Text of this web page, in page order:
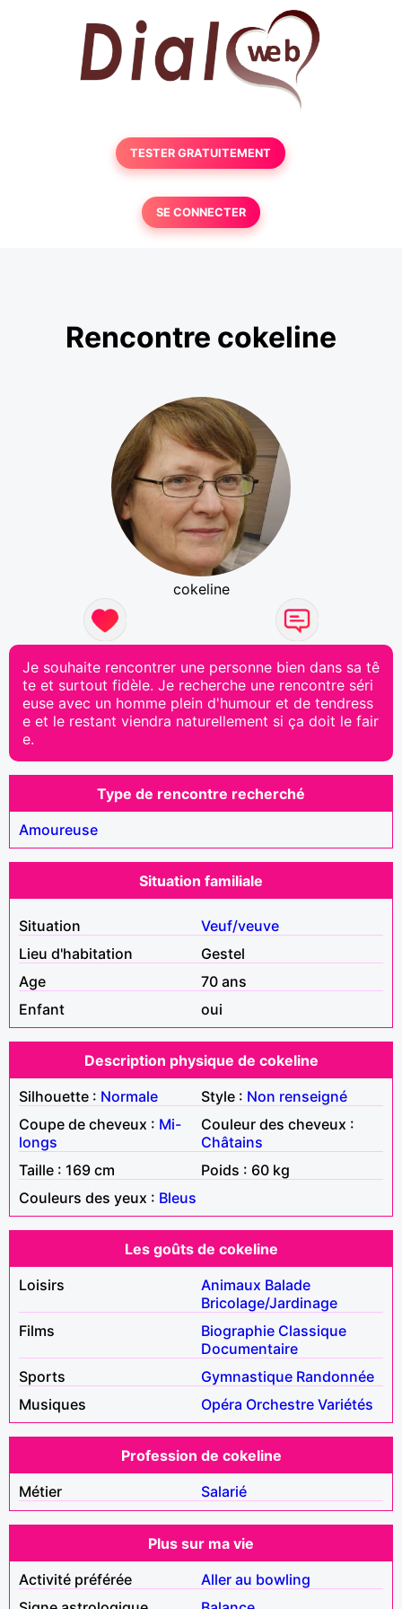
TESTER GRATUITEMENT
SE CONNECTER
Rencontre cokeline
cokeline
Je souhaite rencontrer une personne bien dans sa tê
te et surtout fidèle. Je recherche une rencontre séri
euse avec un homme plein d'humour et de tendress
e et le restant viendra naturellement si ça doit le fair
e.
Type de rencontre recherché
Amoureuse
Situation familiale
Situation
Veuf/veuve
Lieu d'habitation
Gestel
Age
70 ans
Enfant
oui
Description physique de cokeline
Silhouette : Normale Style : Non renseigné
Coupe de cheveux : Mi-
longs
Couleur des cheveux :
Châtains
Taille : 169 cm
Poids : 60 kg
Couleurs des yeux : Bleus
Les goûts de cokeline
Loisirs
Animaux Balade
Bricolage/Jardinage
Films
Biographie Classique
Documentaire
Sports
Gymnastique Randonnée
Musiques
Opéra Orchestre Variétés
Profession de cokeline
Métier
Salarié
Plus sur ma vie
Activité préférée
Aller au bowling